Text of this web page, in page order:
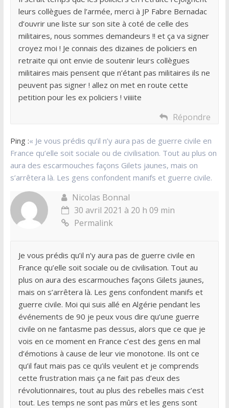
leurs collègues de l’armée, merci à JP Fabre Bernadac
d’ouvrir une liste sur son site à coté de celle des
militaires, nous sommes demandeurs !! et ça va signer
croyez moi ! Je connais des dizaines de policiers en
retraite qui ont envie de soutenir leurs collègues
militaires mais pensent que n’étant pas militaires ils ne
peuvent pas signer ! allez on met en route cette
petition pour les ex policiers ! viiiite
Répondre
Ping :« Je vous prédis qu’il n’y aura pas de guerre civile en
France qu’elle soit sociale ou de civilisation. Tout au plus on
aura des escarmouches façons Gilets jaunes, mais on
s’arrêtera là. Les gens confondent manifs et guerre civile.
Nicolas Bonnal
30 avril 2021 à 20 h 09 min
Permalink
Je vous prédis qu’il n’y aura pas de guerre civile en
France qu’elle soit sociale ou de civilisation. Tout au
plus on aura des escarmouches façons Gilets jaunes,
mais on s’arrêtera là. Les gens confondent manifs et
guerre civile. Moi qui suis allé en Algérie pendant les
événements de 90 je peux vous dire qu’une guerre
civile on ne fantasme pas dessus, alors que ce que je
vois en ce moment en France c’est des gens en mal
d’émotions à cause de leur vie monotone. Ils ont ce
qu’il faut mais pas ce qu’ils veulent et je comprends
cette frustration mais ça ne fait pas d’eux des
révolutionnaires, tout au plus des rebelles mais c’est
tout. Les temps ne sont pas mûrs et les gens sont